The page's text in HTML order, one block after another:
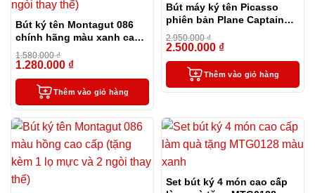
Bút ký tên Montagut 086
chính hãng màu xanh cao
cấp (tặng kèm 1 lọ mực và
2 ngòi thay thế)
1.580.000₫
1.280.000 ₫
Thêm vào giỏ hàng
Bút máy ký tên Picasso
phiên bản Plane Captain
đặc biệt
2.950.000₫
2.500.000 ₫
Thêm vào giỏ hàng
Set bút ký 4 món cao cấp